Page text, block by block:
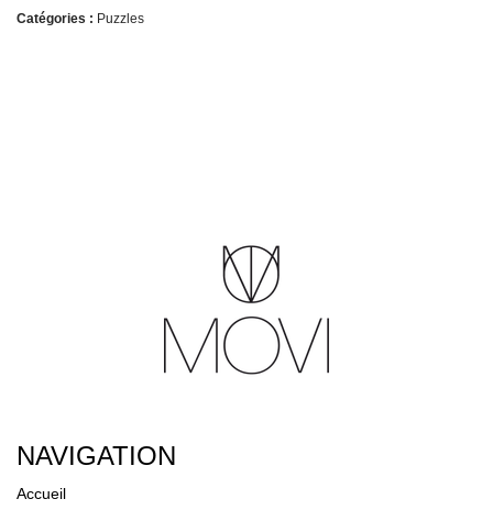
Catégories : Puzzles
NAVIGATION
Accueil